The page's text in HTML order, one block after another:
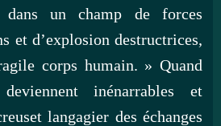
dans un champ de forces
et d’explosion destructrices,
corps humain. » Quand
inénarrables et
langagier des échanges